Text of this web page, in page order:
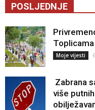
POSLJEDNJE
Toplicama
Moje vijesti
Zabrana
više